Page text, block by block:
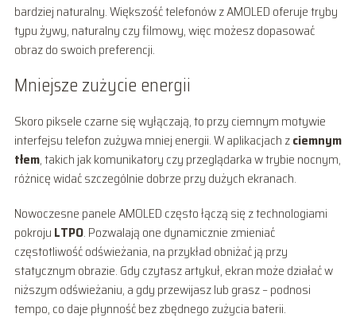
bardziej naturalny. Większość telefonów z AMOLED oferuje tryby
typu żywy, naturalny czy filmowy, więc możesz dopasować
obraz do swoich preferencji.
Mniejsze zużycie energii
Skoro piksele czarne się wyłączają, to przy ciemnym motywie
interfejsu telefon zużywa mniej energii. W aplikacjach zciemnym
tłem, takich jak komunikatory czy przeglądarka w trybie nocnym,
różnicę widać szczególnie dobrze przy dużych ekranach.
Nowoczesne panele AMOLED często łączą się z technologiami
pokroju LTPO. Pozwalają one dynamicznie zmieniać
częstotliwość odświeżania, na przykład obniżać ją przy
statycznym obrazie. Gdy czytasz artykuł, ekran może działać w
niższym odświeżaniu, a gdy przewijasz lub grasz – podnosi
tempo, co daje płynność bez zbędnego zużycia baterii.